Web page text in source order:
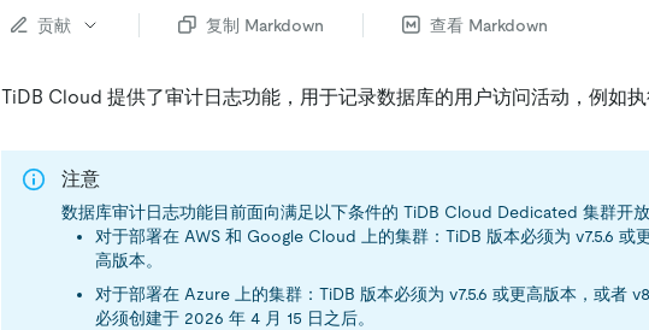
贡献 复制 Markdown 查看 Markdown
TiDB Cloud 提供了审计日志功能，用于记录数据库的用户访问活动，例如执
注意
数据库审计日志功能目前面向满足以下条件的 TiDB Cloud Dedicated 集群开放
对于部署在 AWS 和 Google Cloud 上的集群：TiDB 版本必须为 v7.5.6 或
高版本。
对于部署在 Azure 上的集群：TiDB 版本必须为 v7.5.6 或更高版本，或者
必须创建于 2026 年 4 月 15 日之后。